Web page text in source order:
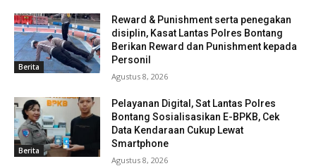
Berita
Reward & Punishment serta penegakan
disiplin, Kasat Lantas Polres Bontang
Berikan Reward dan Punishment kepada
Personil
Agustus 8, 2026
Berita
Pelayanan Digital, Sat Lantas Polres
Bontang Sosialisasikan E-BPKB, Cek
Data Kendaraan Cukup Lewat
Smartphone
Agustus 8, 2026